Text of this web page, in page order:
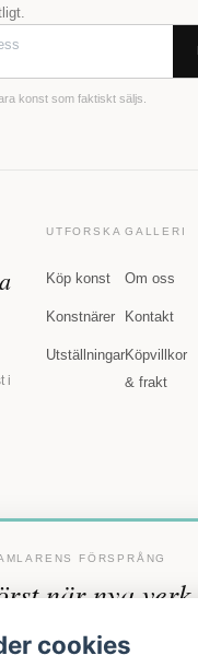
konst som faktiskt säljs.
i
UTFORSKA
Köp konst
Konstnärer
Utställningar
GALLERI
Om oss
Kontakt
Köpvillkor
& frakt
FÖRSPRÅNG
när nya verk
cookies